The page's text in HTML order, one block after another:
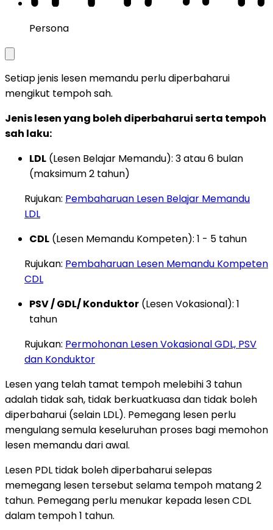
Persona
Setiap jenis lesen memandu perlu diperbaharui
mengikut tempoh sah.
Jenis lesen yang boleh diperbaharui serta tempoh
sah laku:
LDL (Lesen Belajar Memandu): 3 atau 6 bulan
(maksimum 2 tahun)
Rujukan: Pembaharuan Lesen Belajar Memandu
LDL
CDL (Lesen Memandu Kompeten): 1 - 5 tahun
Rujukan: Pembaharuan Lesen Memandu Kompeten
CDL
PSV / GDL/ Konduktor (Lesen Vokasional): 1
tahun
Rujukan: Permohonan Lesen Vokasional GDL, PSV
dan Konduktor
Lesen yang telah tamat tempoh melebihi 3 tahun
adalah tidak sah, tidak berkuatkuasa dan tidak boleh
diperbaharui (selain LDL). Pemegang lesen perlu
mengulang semula keseluruhan proses bagi memohon
lesen memandu dari awal.
Lesen PDL tidak boleh diperbaharui selepas
memegang lesen tersebut selama tempoh matang 2
tahun. Pemegang perlu menukar kepada lesen CDL
dalam tempoh 1 tahun.